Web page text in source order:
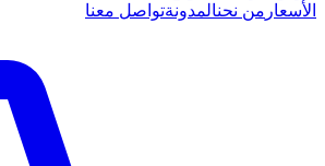
الأسعار من نحنالمدونةتواصل معنا